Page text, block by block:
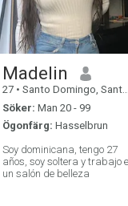
Madelin
27 • Santo Domingo, Santo Domingo, Dominikanska Rep.
Söker: Man 20 - 99
Ögonfärg: Hasselbrun
Soy dominicana, tengo 27
años, soy soltera y trabajo
un salón de belleza